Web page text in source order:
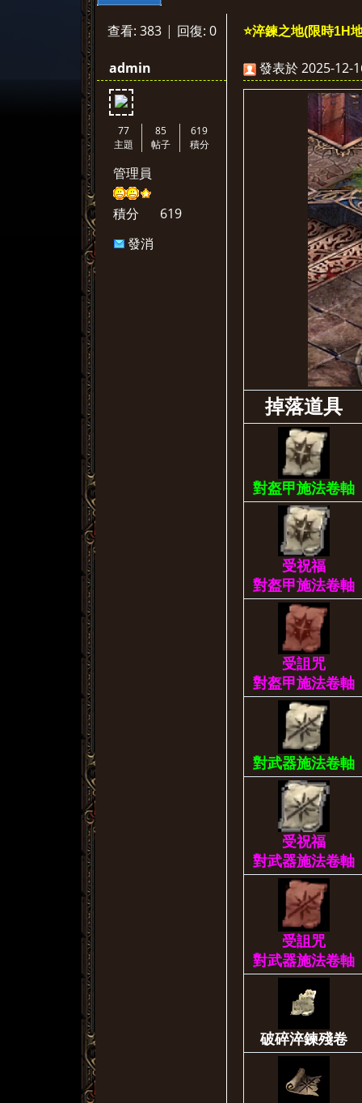
天
堂
» › › ›
查看: 383 | 回復: 0 ⭐淬鍊之地(限時1H
admin
77
主題
85
帖子
619
積分
管理員
積分
619
發消
發表於 2025-12-
掉落道具
對盔甲施法卷軸
受祝福
對盔甲施法卷軸
受詛咒
對盔甲施法卷軸
對武器施法卷軸
受祝福
對武器施法卷軸
受詛咒
對武器施法卷軸
破碎淬鍊殘卷